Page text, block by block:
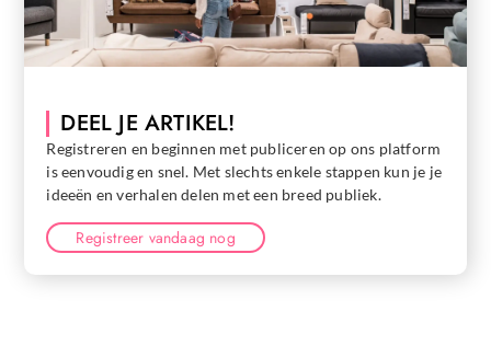
DEEL JE ARTIKEL!
Registreren en beginnen met publiceren op ons platform
is eenvoudig en snel. Met slechts enkele stappen kun je je
ideeën en verhalen delen met een breed publiek.
Registreer vandaag nog